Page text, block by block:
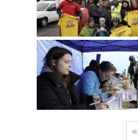
«